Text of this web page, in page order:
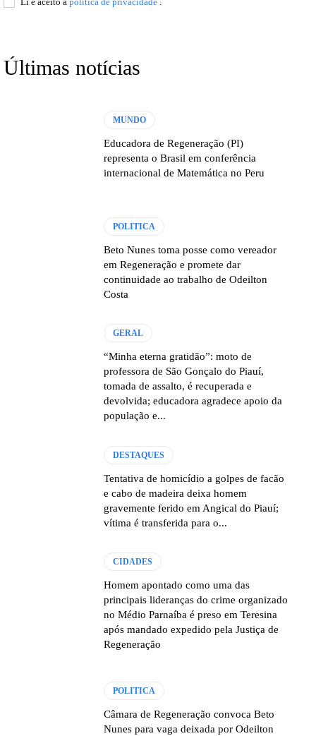
Últimas notícias
MUNDO
Educadora de Regeneração (PI)
representa o Brasil em conferência
internacional de Matemática no Peru
POLITICA
Beto Nunes toma posse como vereador
em Regeneração e promete dar
continuidade ao trabalho de Odeilton
Costa
GERAL
“Minha eterna gratidão”: moto de
professora de São Gonçalo do Piauí,
tomada de assalto, é recuperada e
devolvida; educadora agradece apoio da
população e...
DESTAQUES
Tentativa de homicídio a golpes de facão
e cabo de madeira deixa homem
gravemente ferido em Angical do Piauí;
vítima é transferida para o...
CIDADES
Homem apontado como uma das
principais lideranças do crime organizado
no Médio Parnaíba é preso em Teresina
após mandado expedido pela Justiça de
Regeneração
POLITICA
Câmara de Regeneração convoca Beto
Nunes para vaga deixada por Odeilton